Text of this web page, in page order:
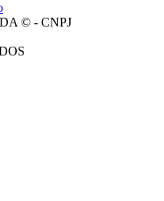
© - CNPJ